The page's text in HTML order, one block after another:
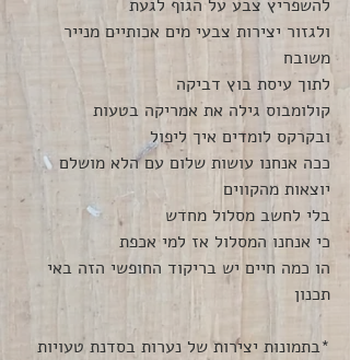
להשפריץ צבע על הגוף לגעת
ולגזור יצירות צבעי מים אכותיים מנייר
משובח
לתוך עיסת בוץ דביקה
קולומבוס גילה את אמריקה בטעות
ובקרקס לומדים איך ליפול
ככה אנחנו עושות שלום עם הלא מושלם
יוצאות מהקווים
בלי לחשב מסלול מחדש
כי אנחנו המסלול אז למי אכפת
הו כמה חיים יש בריקוד החופשי הזה באי
תכנון
*בתמונות יצירות של נערות בסדנת טעויות